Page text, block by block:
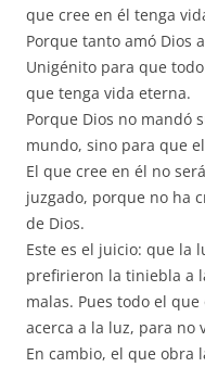
que cree en él tenga
Porque tanto amó Dios
Unigénito para que
que tenga vida eterna.
Porque Dios no mandó
mundo, sino para que
El que cree en él no
juzgado, porque no ha
de Dios.
Este es el juicio: que la
prefirieron la tiniebla a
malas. Pues todo el
acerca a la luz, para no
En cambio, el que obra